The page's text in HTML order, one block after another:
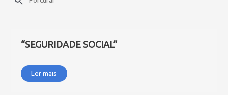
“SEGURIDADE SOCIAL”
Ler mais